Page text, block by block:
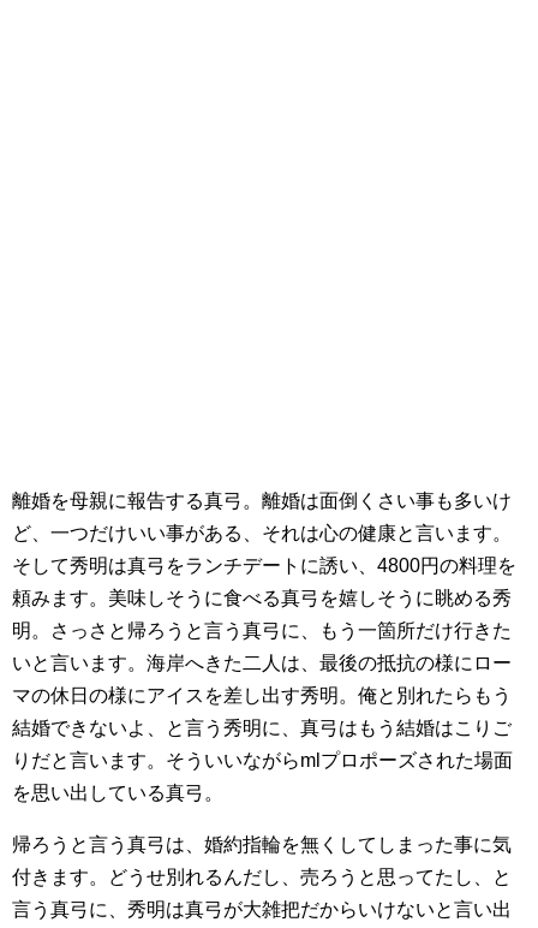
離婚を母親に報告する真弓。離婚は面倒くさい事も多いけ
ど、一つだけいい事がある、それは心の健康と言います。
そして秀明は真弓をランチデートに誘い、4800円の料理を
頼みます。美味しそうに食べる真弓を嬉しそうに眺める秀
明。さっさと帰ろうと言う真弓に、もう一箇所だけ行きた
いと言います。海岸へきた二人は、最後の抵抗の様にロー
マの休日の様にアイスを差し出す秀明。俺と別れたらもう
結婚できないよ、と言う秀明に、真弓はもう結婚はこりご
りだと言います。そういいながらmlプロポーズされた場面
を思い出している真弓。
帰ろうと言う真弓は、婚約指輪を無くしてしまった事に気
付きます。どうせ別れるんだし、売ろうと思ってたし、と
言う真弓に、秀明は真弓が大雑把だからいけないと言い出